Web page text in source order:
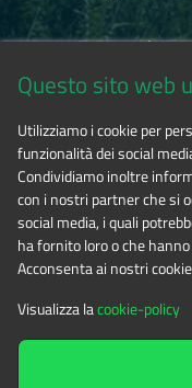
Via Fransuà
E-mail
The contents of this
protette
Questo sito web
Utilizziamo i cookie per
funzionalità dei social
Condividiamo inoltre
con i nostri partner che si
social media, i quali
ha fornito loro o che
Acconsenta ai nostri
Visualizza lacookie-policy